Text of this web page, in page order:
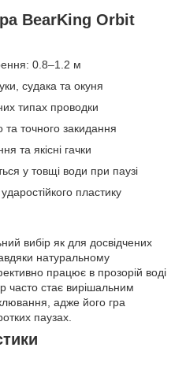
BearKing Orbit
0.8–1.2 м
судака та окуня
типах проводки
точного закидання
та якісні гачки
у товщі води при паузі
пластику
вибір як для досвідчених
натуральному
працює в прозорій воді
часто стає вирішальним
адже його гра
паузах.